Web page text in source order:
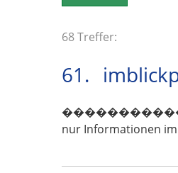
68 Treffer:
61.
��������������
nur Informationen